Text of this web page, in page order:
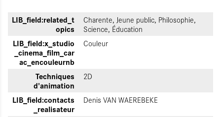
LIB_field:related_t
opics
Charente, Jeune public, Philosophie,
Science, Éducation
LIB_field:x_studio
_cinema_film_car
ac_encouleurnb
Couleur
Techniques
d'animation
2D
LIB_field:contacts
_realisateur
Denis VAN WAEREBEKE